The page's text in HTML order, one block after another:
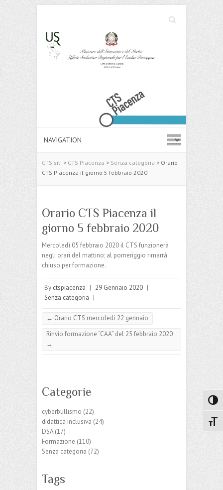
Search
Cerca
CTS siti > CTS Piacenza > Senza categoria > Orario
CTS Piacenza il giorno 5 febbraio 2020
Orario CTS Piacenza il
giorno 5 febbraio 2020
Mercoledì 05 febbraio 2020 il CTS funzionerà
negli orari del mattino; al pomeriggio rimarrà
chiuso per formazione.
By ctspiacenza | 29 Gennaio 2020 |
Senza categoria |
← Orario CTS mercoledì 22 gennaio
Rinvio formazione “CAA” del 25 febbraio 2020
→
Categorie
cyberbullismo (22)
didattica inclusiva (24)
DSA(17)
Formazione (110)
Senza categoria (72)
Tags